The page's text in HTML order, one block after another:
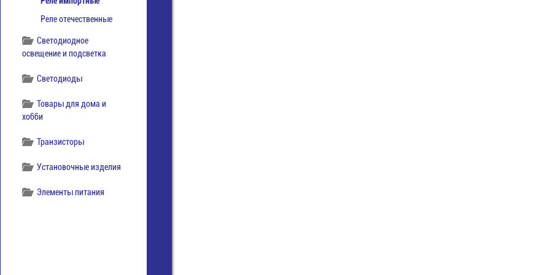
Реле отечественные
Светодиодное
освещение и подсветка
Светодиоды
Товары для дома и
хобби
Транзисторы
Установочные изделия
Элементы питания